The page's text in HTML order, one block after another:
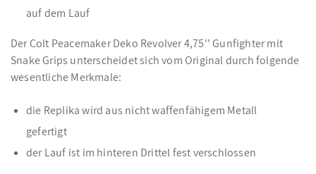
auf dem Lauf
Der Colt Peacemaker Deko Revolver 4,75'' Gunfighter mit
Snake Grips unterscheidet sich vom Original durch folgende
wesentliche Merkmale:
die Replika wird aus nicht waffenfähigem Metall
gefertigt
der Lauf ist im hinteren Drittel fest verschlossen